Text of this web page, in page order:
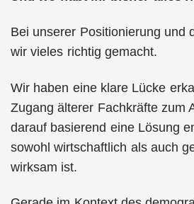
Bei unserer Positionierung und
wir vieles richtig gemacht.
Wir haben eine klare Lücke
Zugang älterer Fachkräfte zum
darauf basierend eine Lösung
sowohl wirtschaftlich als auch
wirksam ist.